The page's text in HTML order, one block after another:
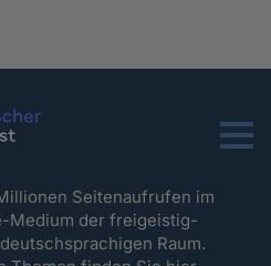
Menu
Seitenaufrufen im
Medium der freigeistig-
Raum.